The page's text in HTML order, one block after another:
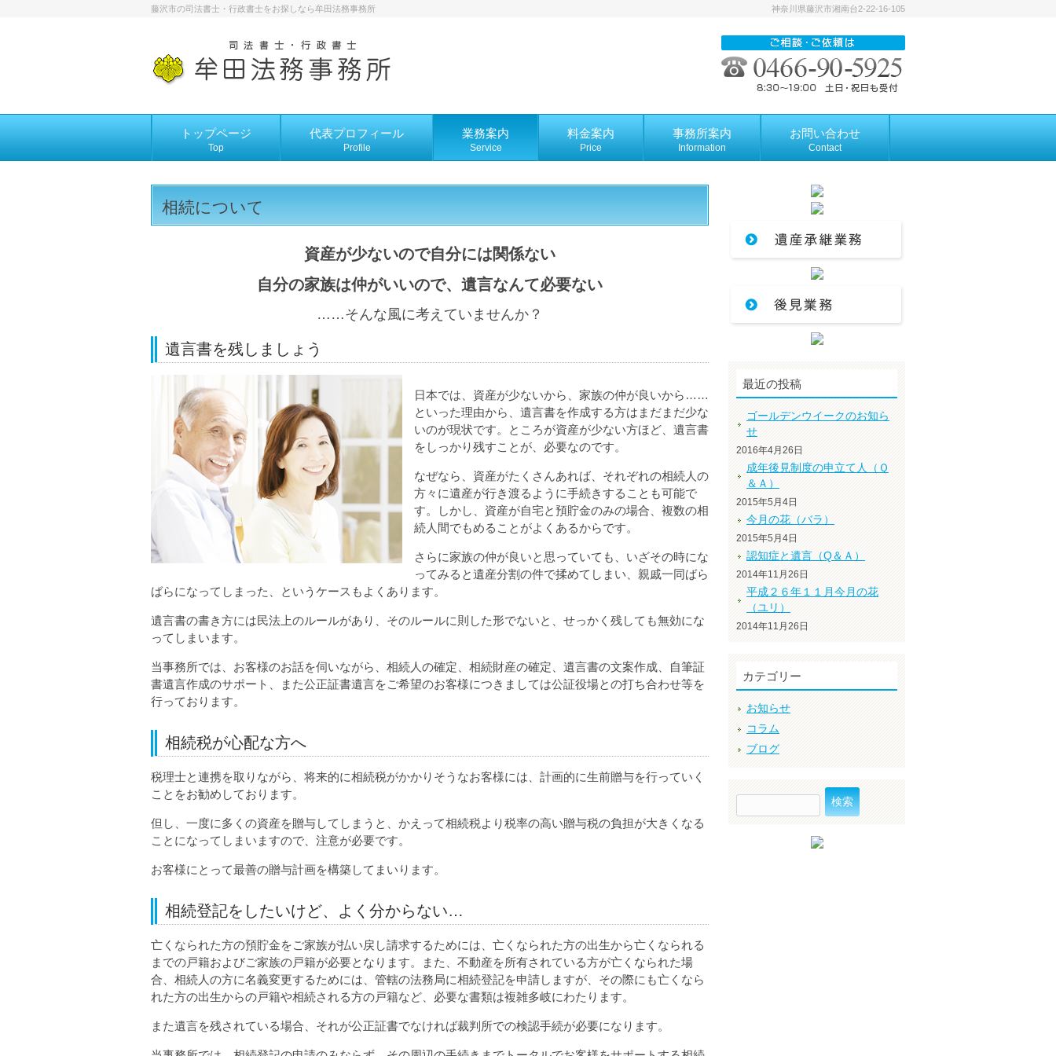
藤沢市の司法書士・行政書士をお探しなら牟田法務事務所 神奈川県藤沢市湘南台2-22-16-105
トップページ
Top
代表プロフィール
Profile
業務案内
Service
料金案内
Price
事務所案内
Information
お問い合わせ
Contact
相続について
資産が少ないので自分には関係ない
自分の家族は仲がいいので、遺言なんて必要ない
……そんな風に考えていませんか？
遺言書を残しましょう
日本では、資産が少ないから、家族の仲が良いから……
といった理由から、遺言書を作成する方はまだまだ少な
いのが現状です。ところが資産が少ない方ほど、遺言書
をしっかり残すことが、必要なのです。
なぜなら、資産がたくさんあれば、それぞれの相続人の
方々に遺産が行き渡るように手続きすることも可能で
す。しかし、資産が自宅と預貯金のみの場合、複数の相
続人間でもめることがよくあるからです。
さらに家族の仲が良いと思っていても、いざその時にな
ってみると遺産分割の件で揉めてしまい、親戚一同ばら
ばらになってしまった、というケースもよくあります。
遺言書の書き方には民法上のルールがあり、そのルールに則した形でないと、せっかく残しても無効にな
ってしまいます。
当事務所では、お客様のお話を伺いながら、相続人の確定、相続財産の確定、遺言書の文案作成、自筆証
書遺言作成のサポート、また公正証書遺言をご希望のお客様につきましては公証役場との打ち合わせ等を
行っております。
相続税が心配な方へ
税理士と連携を取りながら、将来的に相続税がかかりそうなお客様には、計画的に生前贈与を行っていく
ことをお勧めしております。
但し、一度に多くの資産を贈与してしまうと、かえって相続税より税率の高い贈与税の負担が大きくなる
ことになってしまいますので、注意が必要です。
お客様にとって最善の贈与計画を構築してまいります。
相続登記をしたいけど、よく分からない…
亡くなられた方の預貯金をご家族が払い戻し請求するためには、亡くなられた方の出生から亡くなられる
までの戸籍およびご家族の戸籍が必要となります。また、不動産を所有されている方が亡くなられた場
合、相続人の方に名義変更するためには、管轄の法務局に相続登記を申請しますが、その際にも亡くなら
れた方の出生からの戸籍や相続される方の戸籍など、必要な書類は複雑多岐にわたります。
また遺言を残されている場合、それが公正証書でなければ裁判所での検認手続が必要になります。
最近の投稿
ゴールデンウイークのお知ら
せ
2016年4月26日
成年後見制度の申立て人（Ｑ
＆Ａ）
2015年5月4日
今月の花（バラ）
2015年5月4日
認知症と遺言（Q＆Ａ）
2014年11月26日
平成２６年１１月今月の花
（ユリ）
2014年11月26日
カテゴリー
お知らせ
コラム
ブログ
検